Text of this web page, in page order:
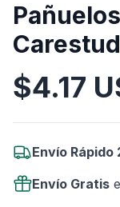
Información del
$4.17
Envío Rápido
Envío Gratis